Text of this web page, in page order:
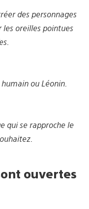
des personnages
oreilles pointues
ou Léonin.
qui se rapproche le
ouvertes